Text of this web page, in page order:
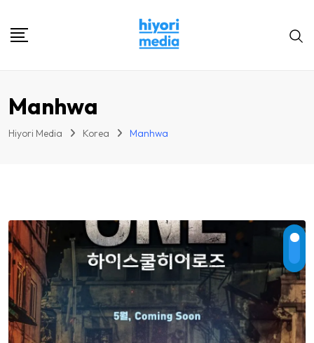
Manhwa
Hiyori Media Korea Manhwa